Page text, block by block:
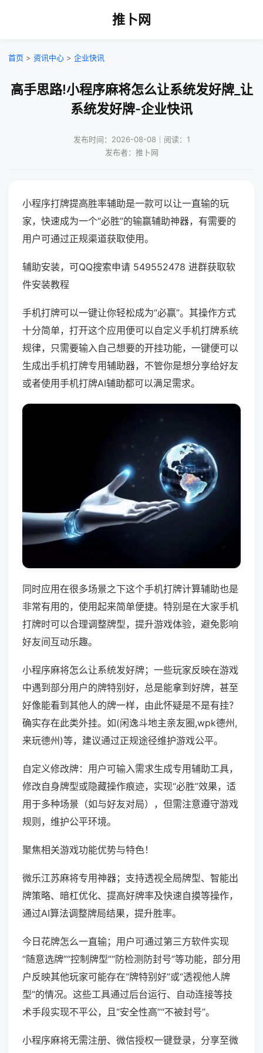
推卜网
首页 > 资讯中心 > 企业快讯
高手思路!小程序麻将怎么让系统发好牌_让
系统发好牌-企业快讯
发布时间：2026-08-08｜阅读：1
发布者：推卜网
小程序打牌提高胜率辅助是一款可以让一直输的玩
家，快速成为一个“必胜”的输赢辅助神器，有需要的
用户可通过正规渠道获取使用。
辅助安装，可QQ搜索申请 549552478 进群获取软
件安装教程
手机打牌可以一键让你轻松成为“必赢”。其操作方式
十分简单，打开这个应用便可以自定义手机打牌系统
规律，只需要输入自己想要的开挂功能，一键便可以
生成出手机打牌专用辅助器，不管你是想分享给好友
或者使用手机打牌AI辅助都可以满足需求。
同时应用在很多场景之下这个手机打牌计算辅助也是
非常有用的，使用起来简单便捷。特别是在大家手机
打牌时可以合理调整牌型，提升游戏体验，避免影响
好友间互动乐趣。
小程序麻将怎么让系统发好牌；一些玩家反映在游戏
中遇到部分用户的牌特别好，总是能拿到好牌，甚至
好像能看到其他人的牌一样，由此怀疑是不是有挂？
确实存在此类外挂。如(闲逸斗地主亲友圈,wpk德州,
来玩德州)等，建议通过正规途径维护游戏公平。
自定义修改牌：用户可输入需求生成专用辅助工具，
修改自身牌型或隐藏操作痕迹，实现“必胜”效果，适
用于多种场景（如与好友对局），但需注意遵守游戏
规则，维护公平环境。
聚焦相关游戏功能优势与特色！
微乐江苏麻将专用神器；支持透视全局牌型、智能出
牌策略、暗杠优化、提高好牌率及快速自摸等操作，
通过AI算法调整牌局结果，提升胜率。
今日花牌怎么一直输；用户可通过第三方软件实现
“随意选牌”“控制牌型”“防检测防封号”等功能，部分用
户反映其他玩家可能存在“牌特别好”或“透视他人牌
型”的情况。这些工具通过后台运行、自动连接等技
术手段实现不平公，且“安全性高”“不被封号”。
小程序麻将无需注册、微信授权一键登录，分享至微